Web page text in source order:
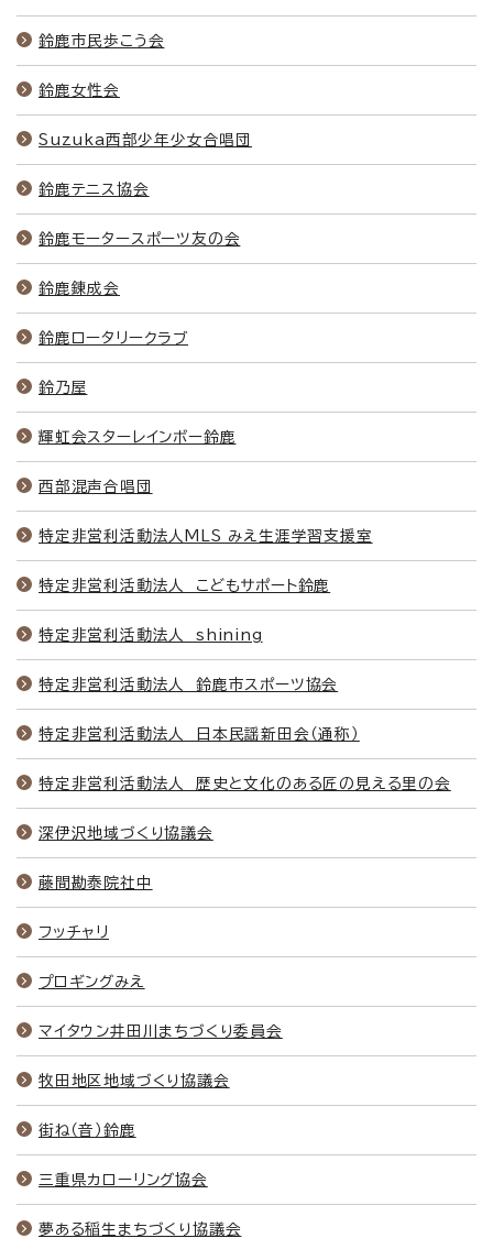
鈴鹿市民歩こう会
鈴鹿女性会
Suzuka西部少年少女合唱団
鈴鹿テニス協会
鈴鹿モータースポーツ友の会
鈴鹿錬成会
鈴鹿ロータリークラブ
鈴乃屋
輝虹会スターレインボー鈴鹿
西部混声合唱団
特定非営利活動法人MLS みえ生涯学習支援室
特定非営利活動法人 こどもサポート鈴鹿
特定非営利活動法人 shining
特定非営利活動法人 鈴鹿市スポーツ協会
特定非営利活動法人 日本民謡新田会（通称）
特定非営利活動法人 歴史と文化のある匠の見える里の会
深伊沢地域づくり協議会
藤間勘泰院社中
フッチャリ
プロギングみえ
マイタウン井田川まちづくり委員会
牧田地区地域づくり協議会
街ね（音）鈴鹿
三重県カローリング協会
夢ある稲生まちづくり協議会